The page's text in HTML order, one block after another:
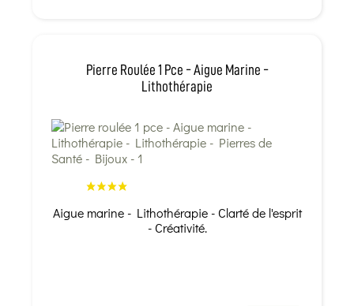
Pierre Roulée 1 Pce - Aigue Marine -
Lithothérapie
Aigue marine - Lithothérapie - Clarté de l'esprit
- Créativité.